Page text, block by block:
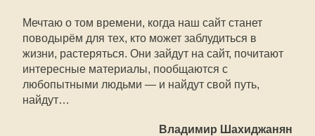
Мечтаю о том времени, когда наш сайт станет
поводырём для тех, кто может заблудиться в
жизни, растеряться. Они зайдут на сайт, почитают
интересные материалы, пообщаются с
любопытными людьми — и найдут свой путь,
найдут…
Владимир Шахиджанян